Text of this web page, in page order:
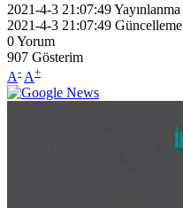
2021-4-3 21:07:49Yayınlanma
2021-4-3 21:07:49 Güncelleme
0Yorum
907 Gösterim
A- A+